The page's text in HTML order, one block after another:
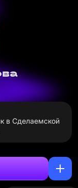
в Сделаемской